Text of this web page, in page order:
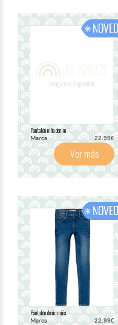
Pantalón niña denim
Marca 22.99€
Ver más
Pantalón denim niña
Marca 22.99€